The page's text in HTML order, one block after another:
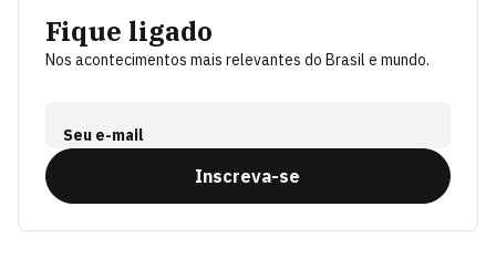
Fique ligado
Nos acontecimentos mais relevantes do Brasil e mundo.
Seu e-mail
Inscreva-se